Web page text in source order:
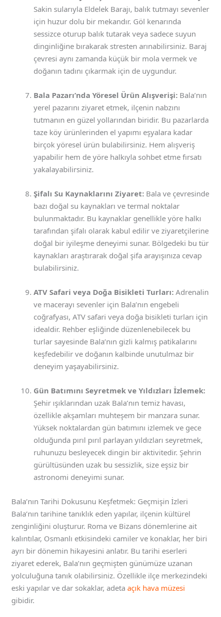
Sakin sularıyla Eldelek Barajı, balık tutmayı sevenler
için huzur dolu bir mekandır. Göl kenarında
sessizce oturup balık tutarak veya sadece suyun
dinginliğine bırakarak stresten arınabilirsiniz. Baraj
çevresi aynı zamanda küçük bir mola vermek ve
doğanın tadını çıkarmak için de uygundur.
Bala Pazarı’nda Yöresel Ürün Alışverişi: Bala’nın
yerel pazarını ziyaret etmek, ilçenin nabzını
tutmanın en güzel yollarından biridir. Bu pazarlarda
taze köy ürünlerinden el yapımı eşyalara kadar
birçok yöresel ürün bulabilirsiniz. Hem alışveriş
yapabilir hem de yöre halkıyla sohbet etme fırsatı
yakalayabilirsiniz.
Şifalı Su Kaynaklarını Ziyaret: Bala ve çevresinde
bazı doğal su kaynakları ve termal noktalar
bulunmaktadır. Bu kaynaklar genellikle yöre halkı
tarafından şifalı olarak kabul edilir ve ziyaretçilerine
doğal bir iyileşme deneyimi sunar. Bölgedeki bu tür
kaynakları araştırarak doğal şifa arayışınıza cevap
bulabilirsiniz.
ATV Safari veya Doğa Bisikleti Turları: Adrenalin
ve macerayı sevenler için Bala’nın engebeli
coğrafyası, ATV safari veya doğa bisikleti turları için
idealdir. Rehber eşliğinde düzenlenebilecek bu
turlar sayesinde Bala’nın gizli kalmış patikalarını
keşfedebilir ve doğanın kalbinde unutulmaz bir
deneyim yaşayabilirsiniz.
Gün Batımını Seyretmek ve Yıldızları İzlemek:
Şehir ışıklarından uzak Bala’nın temiz havası,
özellikle akşamları muhteşem bir manzara sunar.
Yüksek noktalardan gün batımını izlemek ve gece
olduğunda pırıl pırıl parlayan yıldızları seyretmek,
ruhunuzu besleyecek dingin bir aktivitedir. Şehrin
gürültüsünden uzak bu sessizlik, size eşsiz bir
astronomi deneyimi sunar.
Bala’nın Tarihi Dokusunu Keşfetmek: Geçmişin İzleri
Bala’nın tarihine tanıklık eden yapılar, ilçenin kültürel
zenginliğini oluşturur. Roma ve Bizans dönemlerine ait
kalıntılar, Osmanlı etkisindeki camiler ve konaklar, her biri
ayrı bir dönemin hikayesini anlatır. Bu tarihi eserleri
ziyaret ederek, Bala’nın geçmişten günümüze uzanan
yolculuğuna tanık olabilirsiniz. Özellikle ilçe merkezindeki
eski yapılar ve dar sokaklar, adetaaçık hava müzesi
gibidir.